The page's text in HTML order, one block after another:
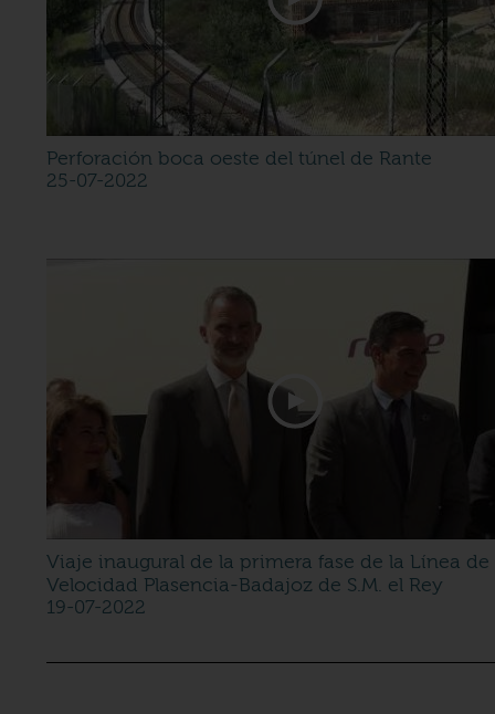
Perforación boca oeste del túnel de Rante
25-07-2022
Viaje inaugural de la primera fase de la Línea de
Velocidad Plasencia-Badajoz de S.M. el Rey
19-07-2022